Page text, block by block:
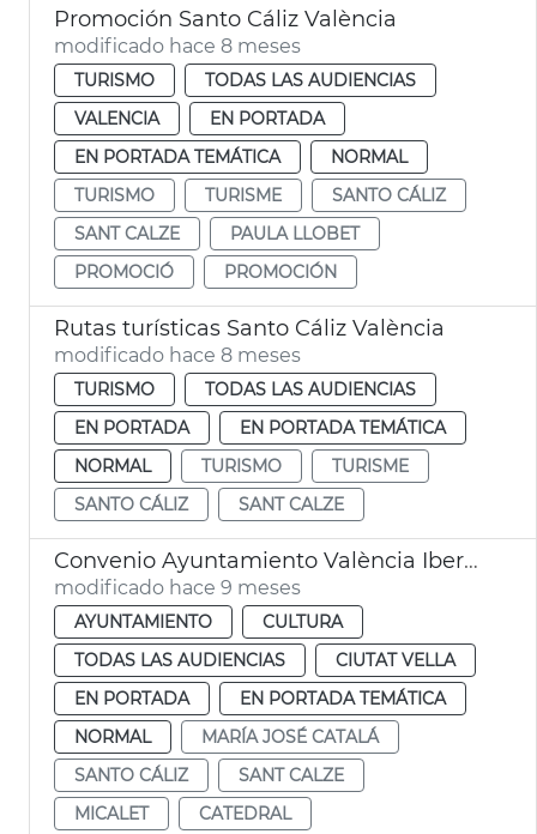
Promoción Santo Cáliz València
modificado hace 8 meses
TURISMO
TODAS LAS AUDIENCIAS
VALENCIA
EN PORTADA
EN PORTADA TEMÁTICA
NORMAL
TURISMO
TURISME
SANTO CÁLIZ
SANT CALZE
PAULA LLOBET
PROMOCIÓ
PROMOCIÓN
Rutas turísticas Santo Cáliz València
modificado hace 8 meses
TURISMO
TODAS LAS AUDIENCIAS
EN PORTADA
EN PORTADA TEMÁTICA
NORMAL
TURISMO
TURISME
SANTO CÁLIZ
SANT CALZE
Convenio Ayuntamiento València Iberdrola iluminación Catedral Micalet
modificado hace 9 meses
AYUNTAMIENTO
CULTURA
TODAS LAS AUDIENCIAS
CIUTAT VELLA
EN PORTADA
EN PORTADA TEMÁTICA
NORMAL
MARÍA JOSÉ CATALÁ
SANTO CÁLIZ
SANT CALZE
MICALET
CATEDRAL